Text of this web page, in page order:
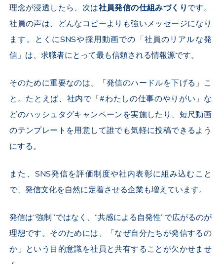
理念が浸透したら、次は社員発信の仕組みづくりです。
社員の声は、どんなコピーよりも強いメッセージになり
ます。とくにSNSや採用動画での「社員のリアルな発
信」は、求職者にとって最も信頼される情報源です。
そのために重要なのは、「発信のハードルを下げる」こ
と。たとえば、社内で「#わたしの仕事のやりがい」な
どのハッシュタグキャンペーンを実施したり、短尺動画
のテンプレートを用意して誰でも気軽に投稿できるよう
にする。
また、 SNS発信を評価制度や社内表彰に組み込むこと
で、発信文化を自然に定着させる企業も増えています。
発信は“強制”ではなく、“共感による自発性”で広がるのが
理想です。そのためには、「なぜ自分たちが発信するの
か」という目的意識を社員と共有することが欠かせませ